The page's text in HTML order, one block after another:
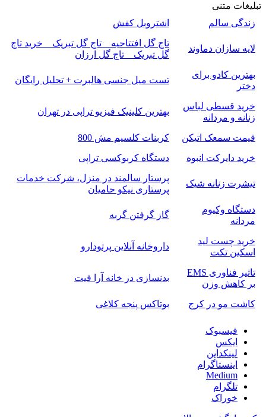
تبلیغات متنی
زندگی سالم
اشتروبل کفش
لایه سازان دماوند
تاج گل افتتاحیه _ تاج گل تبریک _ خرید تاج
گل تبریک _ تاج گل ارزان
بهترین کادو برای
دختر
تست میل جنسی هالبرت + تحلیل رایگان
خرید قسطی لباس
زنانه و مردانه
بهترین کلینیک فیزیو تراپی در تهران
قیمت سمعک اتیکن
کربنات کلسیم مش 800
خرید دایرکت انبوه
دستگاه کربوکسی تراپی
تیشرت زنانه شیک
پرستار سالمند در منزل، شرکت خدمات
پرستاری نیکو حامیان
دستگاه وکیوم
مردانه
گاز گرفتن گربه
خرید چست لید
اسکین تکت
داروخانه آنلاین پرتودارو
تاثیر فناوری EMS
بر کاهش وزن
بدنسازی در خانه آرا فیت
کاشت مو در کرج بوتاکس پنجه کلاغی
فیسبوک
ایکس
لینکداین
اینستاگرام
Medium
تلگرام
خوراک